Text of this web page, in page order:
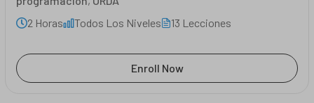
2 Horas
Todos Los Niveles 13 Lecciones
Enroll Now